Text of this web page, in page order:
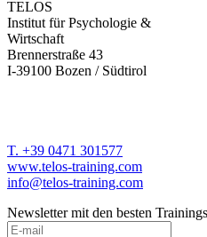
TELOS
Institut für Psychologie &
Wirtschaft
Brennerstraße 43
I-39100 Bozen / Südtirol
T. +39 0471 301577
www.telos-training.com
info@telos-training.com
Newsletter mit den besten